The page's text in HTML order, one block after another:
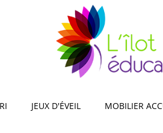
mémos,
de la nature,
Jeux
JEUX D'ÉVEIL MOBILIER